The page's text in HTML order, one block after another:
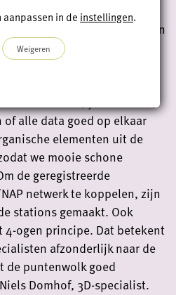
kwaliteit is een
vandaar dat wij controleren
Zo vertelt Niels
hebben veel
data uitgevoerd.
over de x-, y- en de z-as,
alle data goed op elkaar
elementen uit de
we mooie schone
de geregistreerde
netwerk te koppelen, zijn
stations gemaakt. Ook
ogen principe. Dat betekent
afzonderlijk naar de
de puntenwolk goed
Domhof, 3D-specialist.
in de instellingen.
Weigeren